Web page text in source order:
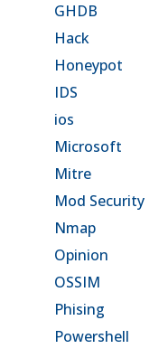
GHDB
Hack
Honeypot
IDS
ios
Microsoft
Mitre
Mod Security
Nmap
Opinion
OSSIM
Phising
Powershell